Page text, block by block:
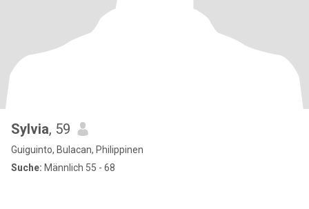
Sylvia, 59
Guiguinto, Bulacan, Philippinen
Suche: Männlich 55 - 68